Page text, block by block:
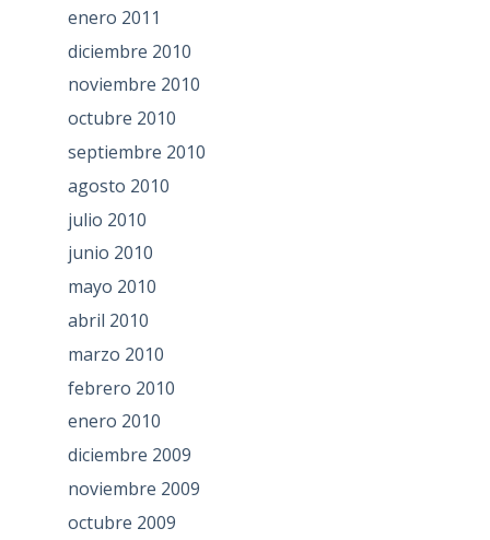
enero 2011
diciembre 2010
noviembre 2010
octubre 2010
septiembre 2010
agosto 2010
julio 2010
junio 2010
mayo 2010
abril 2010
marzo 2010
febrero 2010
enero 2010
diciembre 2009
noviembre 2009
octubre 2009